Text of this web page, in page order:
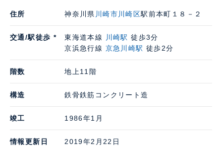
住所 神奈川県 川崎市川崎区駅前本町１８－２
交通/駅徒歩 * 東海道本線 川崎駅 徒歩3分
京浜急行線 京急川崎駅 徒歩2分
階数 地上11階
構造 鉄骨鉄筋コンクリート造
竣工 1986年1月
情報更新日 2019年2月22日